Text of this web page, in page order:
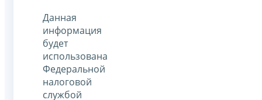
Данная
информация
будет
использована
Федеральной
налоговой
службой